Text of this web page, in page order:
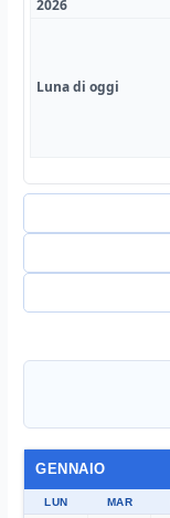
2026
Luna di oggi
GENNAIO
LUN MAR